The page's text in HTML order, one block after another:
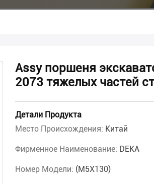
Assy поршеня
2073 тяжелых частей
Детали Продукта
Место Происхождения: Китай
Фирменное Наименование: DEKA
Номер Модели: (M5X130)